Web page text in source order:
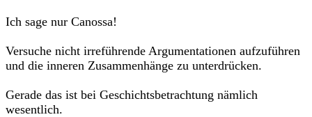
Ich sage nur Canossa!
Versuche nicht irreführende Argumentationen aufzuführen
und die inneren Zusammenhänge zu unterdrücken.
Gerade das ist bei Geschichtsbetrachtung nämlich
wesentlich.